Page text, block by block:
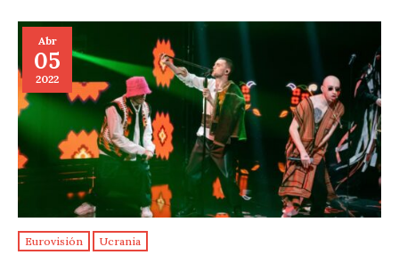
Abr
05
2022
Eurovisión Ucrania